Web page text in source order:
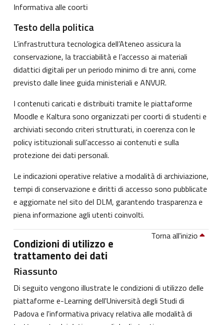
Informativa alle coorti
Testo della politica
L’infrastruttura tecnologica dell’Ateneo assicura la
conservazione, la tracciabilità e l’accesso ai materiali
didattici digitali per un periodo minimo di tre anni, come
previsto dalle linee guida ministeriali e ANVUR.
I contenuti caricati e distribuiti tramite le piattaforme
Moodle e Kaltura sono organizzati per coorti di studenti e
archiviati secondo criteri strutturati, in coerenza con le
policy istituzionali sull’accesso ai contenuti e sulla
protezione dei dati personali.
Le indicazioni operative relative a modalità di archiviazione,
tempi di conservazione e diritti di accesso sono pubblicate
e aggiornate nel sito del DLM, garantendo trasparenza e
piena informazione agli utenti coinvolti.
Torna all'inizio
Condizioni di utilizzo e
trattamento dei dati
Riassunto
Di seguito vengono illustrate le condizioni di utilizzo delle
piattaforme e-Learning dell'Università degli Studi di
Padova e l'informativa privacy relativa alle modalità di